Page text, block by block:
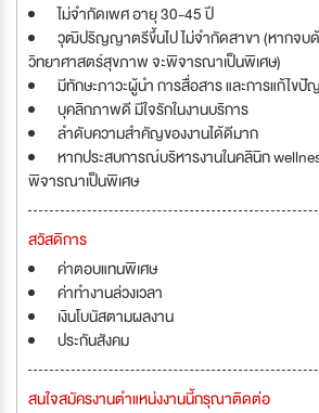
ไม่จำกัดเพศ อายุ 30-45 ปี
วุฒิปริญญาตรีขึ้นไป ไม่จำกัดสาขา (หากจบ
วิทยาศาสตร์สุขภาพ จะพิจารณาเป็นพิเศษ)
มีทักษะภาวะผู้นำ การสื่อสาร และการแก้ไขปั
บุคลิกภาพดี มีใจรักในงานบริการ
ลำดับความสำคัญของงานได้ดีมาก
หากประสบการณ์บริหารงานในคลินิก
พิจารณาเป็นพิเศษ
สวัสดิการ
ค่าตอบแทนพิเศษ
ค่าทำงานล่วงเวลา
เงินโบนัสตามผลงาน
ประกันสังคม
สนใจสมัครงานตำแหน่งงานนี้กรุณาติดต่อ